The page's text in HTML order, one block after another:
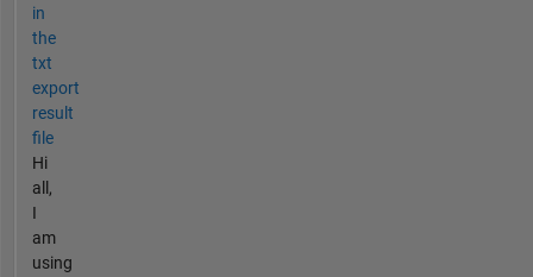
in
the
txt
export
result
file
Hi
all,
I
am
using